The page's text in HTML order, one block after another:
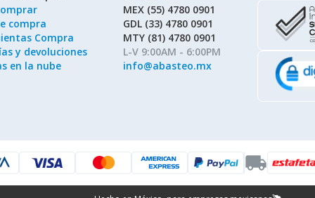
compra
Compra
y devoluciones
en la nube
MEX (55) 4780 0901
GDL (33) 4780 0901
MTY (81) 4780 0901
L-V 9:00AM - 6:00PM
info@abasteo.mx
local_shipping